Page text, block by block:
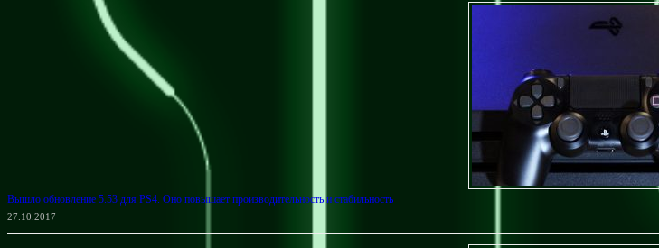
Вышло обновление 5.53 для PS4. Оно повышает производительность и стабильность
27.10.2017